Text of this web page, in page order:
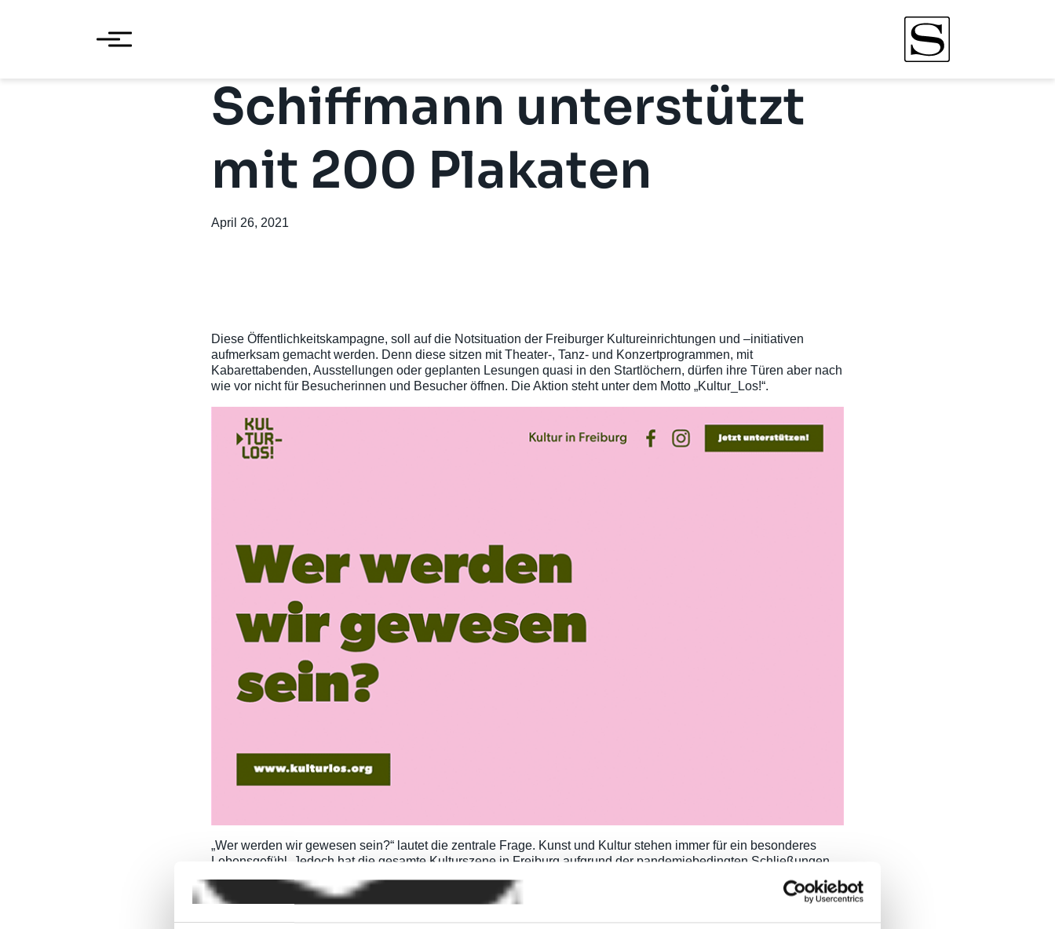
Schiffmann unterstützt
mit 200 Plakaten
April 26, 2021
Diese Öffentlichkeitskampagne, soll auf die Notsituation der Freiburger Kultureinrichtungen und –initiativen
aufmerksam gemacht werden. Denn diese sitzen mit Theater-, Tanz- und Konzertprogrammen, mit
Kabarettabenden, Ausstellungen oder geplanten Lesungen quasi in den Startlöchern, dürfen ihre Türen aber nach
wie vor nicht für Besucherinnen und Besucher öffnen. Die Aktion steht unter dem Motto „Kultur_Los!“.
„Wer werden wir gewesen sein?“ lautet die zentrale Frage. Kunst und Kultur stehen immer für ein besonderes
Lebensgefühl. Jedoch hat die gesamte Kulturszene in Freiburg aufgrund der pandemiebedingten Schließungen
stark an Sichtbarkeit verloren. Die Kampagne setzt auf Interaktion zwischen Kulturschaffenden und
Besucherinnen und Besuchern. Sie greift den vielseitigen Verlust an Kunst und Kultur auf und besetzt diesen mit
einer positiven Aussagekraft.